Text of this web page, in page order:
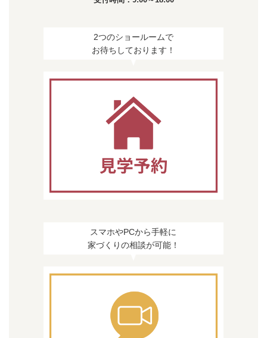
2つのショールームで
お待ちしております！
スマホやPCから手軽に
家づくりの相談が可能！